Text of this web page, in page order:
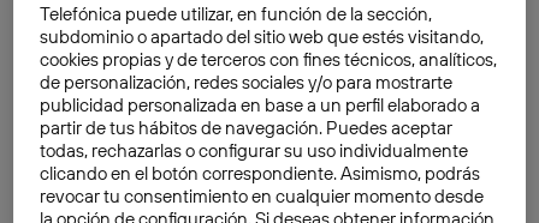
José María López
Captar agua del aire usando
cristales: el alocado proyecto
creado en Abu Dabi
José María López
Telefónica puede utilizar, en función de la sección,
subdominio o apartado del sitio web que estés visitando,
cookies propias y de terceros con fines técnicos, analíticos,
de personalización, redes sociales y/o para mostrarte
publicidad personalizada en base a un perfil elaborado a
partir de tus hábitos de navegación. Puedes aceptar
todas, rechazarlas o configurar su uso individualmente
clicando en el botón correspondiente. Asimismo, podrás
revocar tu consentimiento en cualquier momento desde